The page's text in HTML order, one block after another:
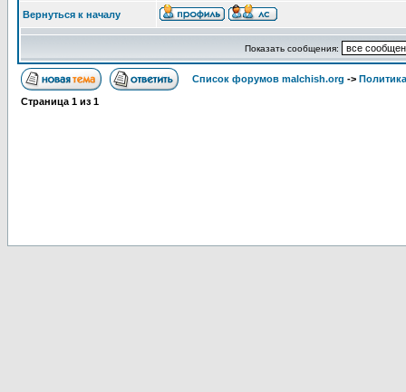
Вернуться к началу
Показать сообщения:
Список форумов malchish.org ->
Страница 1 из 1